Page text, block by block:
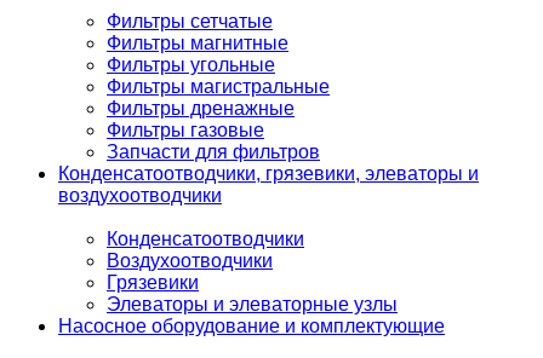
Фильтры сетчатые
Фильтры магнитные
Фильтры угольные
Фильтры магистральные
Фильтры дренажные
Фильтры газовые
Запчасти для фильтров
Конденсатоотводчики, грязевики, элеваторы и
воздухоотводчики
Конденсатоотводчики
Воздухоотводчики
Грязевики
Элеваторы и элеваторные узлы
Насосное оборудование и комплектующие